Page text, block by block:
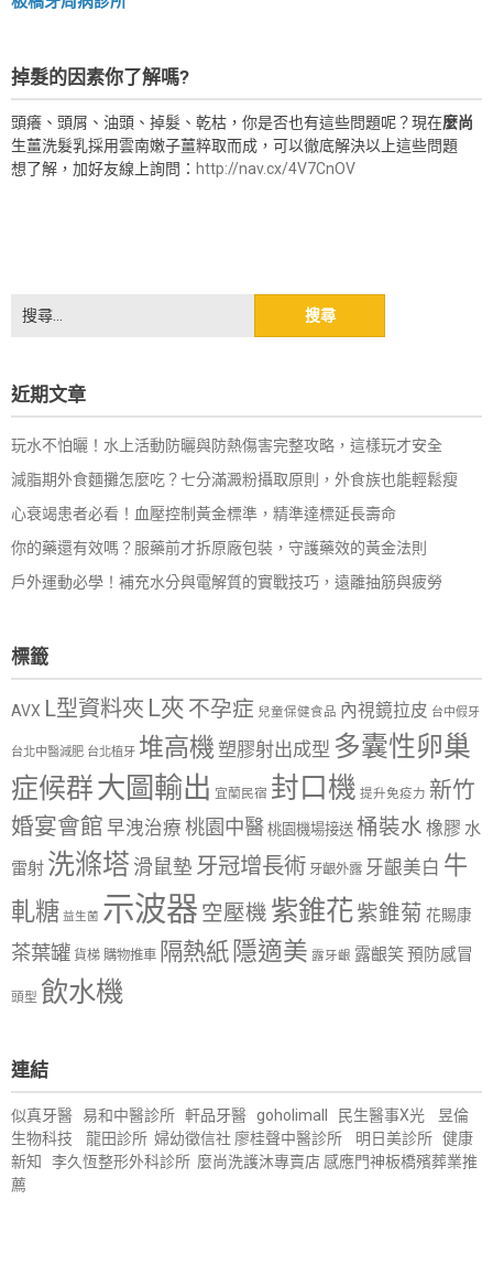
掉髮的因素你了解嗎?
頭癢、頭屑、油頭、掉髮、乾枯，你是否也有這些問題呢？現在麼尚
生薑洗髮乳採用雲南嫩子薑粹取而成，可以徹底解決以上這些問題
想了解，加好友線上詢問： http://nav.cx/4V7CnOV
搜
尋
字:
近期文章
玩水不怕曬！水上活動防曬與防熱傷害完整攻略，這樣玩才安全
減脂期外食麵攤怎麼吃？七分滿澱粉攝取原則，外食族也能輕鬆瘦
心衰竭患者必看！血壓控制黃金標準，精準達標延長壽命
你的藥還有效嗎？服藥前才拆原廠包裝，守護藥效的黃金法則
戶外運動必學！補充水分與電解質的實戰技巧，遠離抽筋與疲勞
標籤
AVX L型資料夾 L夾 不孕症 兒童保健食品 內視鏡拉皮 台中假牙
台北中醫減肥 台北植牙 堆高機塑膠射出成型 多囊性卵巢
症候群大圖輸出 宜蘭民宿 封口機 提升免疫力 新竹
婚宴會館 早洩治療 桃園中醫 桃園機場接送 桶裝水 橡膠 水
雷射 洗滌塔 滑鼠墊 牙冠增長術 牙齦外露 牙齦美白 牛
軋糖 益生菌 示波器 空壓機 紫錐花紫錐菊 花賜康
茶葉罐 貨梯 購物推車 隔熱紙 隱適美 露牙齦 露齦笑預防感冒
頭型 飲水機
連結
似真牙醫 易和中醫診所 軒品牙醫 goholimall 民生醫事X光
昱倫
生物科技
龍田診所 婦幼徵信社 廖桂聲中醫診所 明日美診所 健康
新知
李久恆整形外科診所 麼尚洗護沐專賣店 感應門神板橋殯葬業推
薦